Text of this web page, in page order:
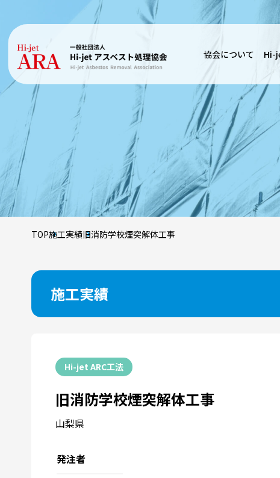
協会について Hi-
TOP施工実績旧消防学校煙突解体工事
施工実績
Hi-jet ARC工法
旧消防学校煙突解体工事
山梨県
発注者